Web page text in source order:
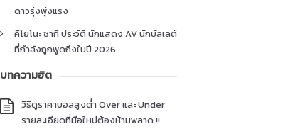
ดาวรุ่งพุ่งแรง
คิโยโนะ ซากิ ประวัติ นักแสดง AV นักบัลเลต์
ที่กำลังถูกพูดถึงในปี 2026
บทความฮิต
วิธีดูราคาบอลสูงต่ำ Over และ Under
รายละเอียดที่มือใหม่ต้องห้ามพลาด !!